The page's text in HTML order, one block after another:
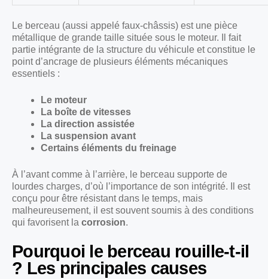
Le berceau (aussi appelé faux-châssis) est une pièce
métallique de grande taille située sous le moteur. Il fait
partie intégrante de la structure du véhicule et constitue le
point d’ancrage de plusieurs éléments mécaniques
essentiels :
Le moteur
La boîte de vitesses
La direction assistée
La suspension avant
Certains éléments du freinage
À l’avant comme à l’arrière, le berceau supporte de
lourdes charges, d’où l’importance de son intégrité. Il est
conçu pour être résistant dans le temps, mais
malheureusement, il est souvent soumis à des conditions
qui favorisent la corrosion.
Pourquoi le berceau rouille-t-il
? Les principales causes